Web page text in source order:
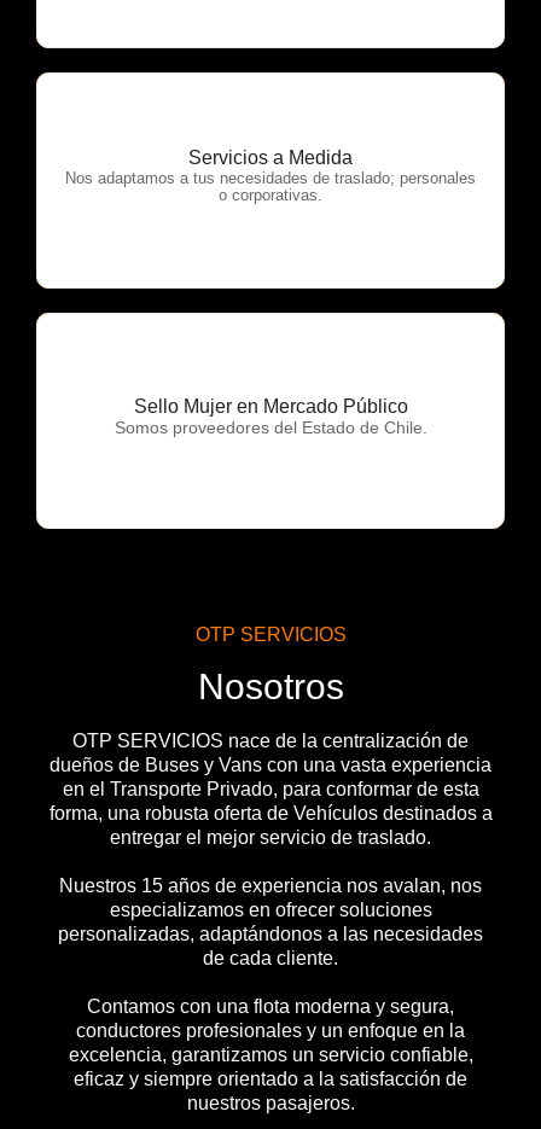
Servicios a Medida
Nos adaptamos a tus necesidades de traslado; personales
o corporativas.
OTP Servicios
Sello Mujer en Mercado Público
Somos proveedores del Estado de Chile.
OTP Servicios
OTP SERVICIOS
Nosotros
OTP SERVICIOS nace de la centralización de
dueños de Buses y Vans con una vasta experiencia
en el Transporte Privado, para conformar de esta
forma, una robusta oferta de Vehículos destinados a
entregar el mejor servicio de traslado.
Nuestros 15 años de experiencia nos avalan, nos
especializamos en ofrecer soluciones
personalizadas, adaptándonos a las necesidades
de cada cliente.
Contamos con una flota moderna y segura,
conductores profesionales y un enfoque en la
excelencia, garantizamos un servicio confiable,
eficaz y siempre orientado a la satisfacción de
nuestros pasajeros.